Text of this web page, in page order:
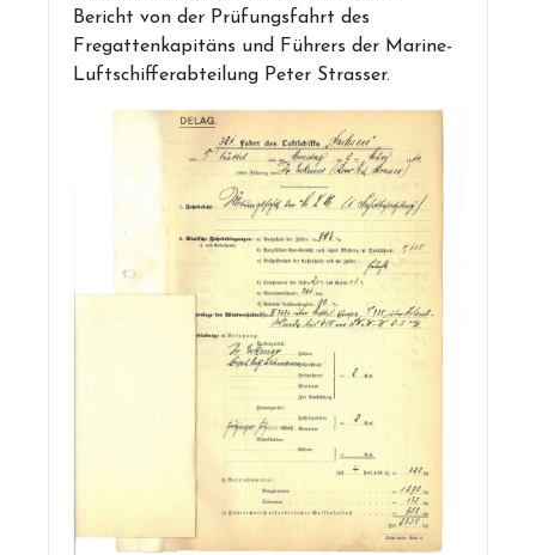
Bericht von der Prüfungsfahrt des
Fregattenkapitäns und Führers der Marine-
Luftschifferabteilung Peter Strasser.